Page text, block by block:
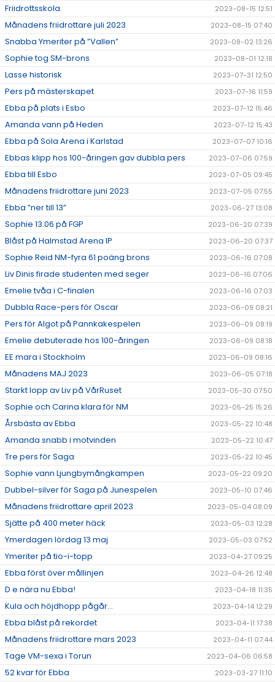
Friidrottsskola 2023-08-15 12:51
Månadens friidrottare juli 2023 2023-08-15 07:40
Snabba Ymeriter på ”Vallen” 2023-08-02 13:26
Sophie tog SM-brons 2023-08-01 12:18
Lasse historisk 2023-07-31 12:50
Pers på mästerskapet 2023-07-16 11:59
Ebba på plats i Esbo 2023-07-12 15:46
Amanda vann på Heden 2023-07-12 15:43
Ebba på Sola Arena i Karlstad 2023-07-07 10:16
Ebbas klipp hos 100-åringen gav dubbla pers 2023-07-06 07:59
Ebba till Esbo 2023-07-05 09:45
Månadens friidrottare juni 2023 2023-07-05 07:55
Ebba ”ner till 13” 2023-06-27 13:08
Sophie 13.06 på FGP 2023-06-20 07:39
Blåst på Halmstad Arena IP 2023-06-20 07:37
Sophie Reid NM-fyra 61 poäng brons 2023-06-16 07:08
Liv Dinis firade studenten med seger 2023-06-16 07:06
Emelie tvåa i C-finalen 2023-06-16 07:03
Dubbla Race-pers för Oscar 2023-06-09 08:21
Pers för Algot på Pannkakespelen 2023-06-09 08:19
Emelie debuterade hos 100-åringen 2023-06-09 08:18
EE mara i Stockholm 2023-06-09 08:16
Månadens MAJ 2023 2023-06-05 07:18
Starkt lopp av Liv på VårRuset 2023-05-30 07:50
Sophie och Carina klara för NM 2023-05-25 15:26
Årsbästa av Ebba 2023-05-22 10:48
Amanda snabb i motvinden 2023-05-22 10:47
Tre pers för Saga 2023-05-22 10:45
Sophie vann Ljungbymångkampen 2023-05-22 09:20
Dubbel-silver för Saga på Junespelen 2023-05-10 07:46
Månadens friidrottare april 2023 2023-05-04 08:09
Sjätte på 400 meter häck 2023-05-03 12:28
Ymerdagen lördag 13 maj 2023-05-03 07:52
Ymeriter på tio-i-topp 2023-04-27 09:25
Ebba först över mållinjen 2023-04-26 12:48
D e nära nu Ebba! 2023-04-18 11:35
Kula och höjdhopp pågår... 2023-04-14 12:29
Ebba blåst på rekordet 2023-04-11 17:38
Månadens friidrottare mars 2023 2023-04-11 07:44
Tage VM-sexa i Torun 2023-04-06 06:58
52 kvar för Ebba 2023-03-27 11:10